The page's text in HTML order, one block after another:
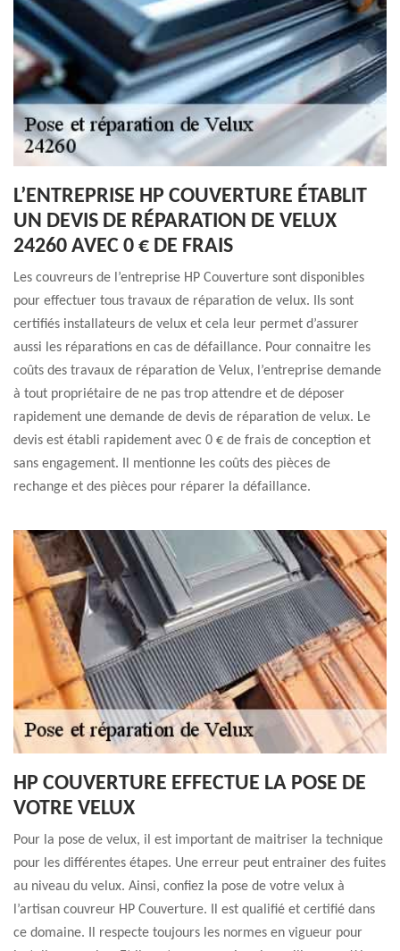
L’ENTREPRISE HP COUVERTURE ÉTABLIT
UN DEVIS DE RÉPARATION DE VELUX
24260 AVEC 0 € DE FRAIS
Les couvreurs de l’entreprise HP Couverture sont disponibles
pour effectuer tous travaux de réparation de velux. Ils sont
certifiés installateurs de velux et cela leur permet d’assurer
aussi les réparations en cas de défaillance. Pour connaitre les
coûts des travaux de réparation de Velux, l’entreprise demande
à tout propriétaire de ne pas trop attendre et de déposer
rapidement une demande de devis de réparation de velux. Le
devis est établi rapidement avec 0 € de frais de conception et
sans engagement. Il mentionne les coûts des pièces de
rechange et des pièces pour réparer la défaillance.
HP COUVERTURE EFFECTUE LA POSE DE
VOTRE VELUX
Pour la pose de velux, il est important de maitriser la technique
pour les différentes étapes. Une erreur peut entrainer des fuites
au niveau du velux. Ainsi, confiez la pose de votre velux à
l’artisan couvreur HP Couverture. Il est qualifié et certifié dans
ce domaine. Il respecte toujours les normes en vigueur pour